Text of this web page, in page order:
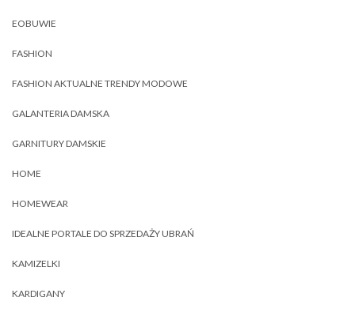
EOBUWIE
FASHION
FASHION AKTUALNE TRENDY MODOWE
GALANTERIA DAMSKA
GARNITURY DAMSKIE
HOME
HOMEWEAR
IDEALNE PORTALE DO SPRZEDAŻY UBRAŃ
KAMIZELKI
KARDIGANY